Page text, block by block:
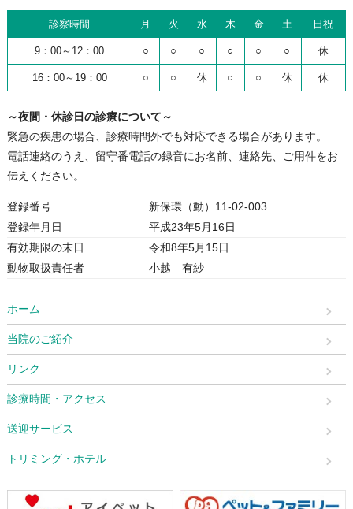
診察時間 月 火 水 木 金 土 日祝
9：00～12：00 ○ ○ ○ ○ ○ ○ 休
16：00～19：00 ○ ○ 休 ○ ○ 休 休
～夜間・休診日の診療について～
緊急の疾患の場合、診療時間外でも対応できる場合があります。
電話連絡のうえ、留守番電話の録音にお名前、連絡先、ご用件をお
伝えください。
登録番号
新保環（動）11-02-003
登録年月日
平成23年5月16日
有効期限の末日
令和8年5月15日
動物取扱責任者
小越 有紗
ホーム
当院のご紹介
リンク
診療時間・アクセス
送迎サービス
トリミング・ホテル